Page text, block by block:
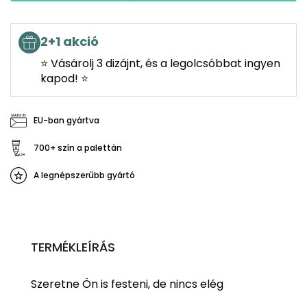
2+1 akció
⭐ Vásárolj 3 dizájnt, és a legolcsóbbat ingyen
kapod! ⭐
EU-ban gyártva
700+ szín a palettán
A legnépszerűbb gyártó
TERMÉKLEÍRÁS
Szeretne Ön is festeni, de nincs elég